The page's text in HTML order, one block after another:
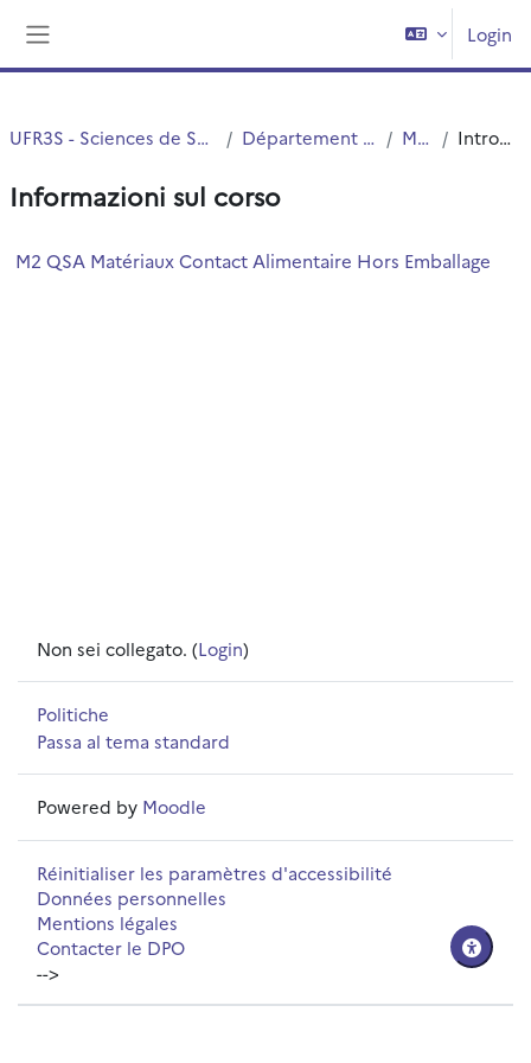
Login
UFR3S - Sciences de Santé et du Sport Département UFR3S - ILIS Master Introduzione
Informazioni sul corso
M2 QSA Matériaux Contact Alimentaire Hors Emballage
Non sei collegato. (Login)
Politiche
Passa al tema standard
Powered by Moodle
Réinitialiser les paramètres d'accessibilité
Données personnelles
Mentions légales
Contacter le DPO
-->